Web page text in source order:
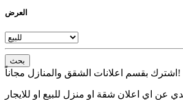
العرض
بحث
اشترك بقسم اعلانات الشقق والمنازل مجاناً!
عن اي اعلان شقة او منزل للبيع او للايجار